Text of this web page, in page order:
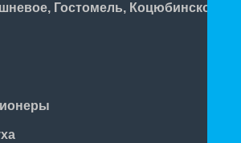
Гостомель, Коцюбинское,